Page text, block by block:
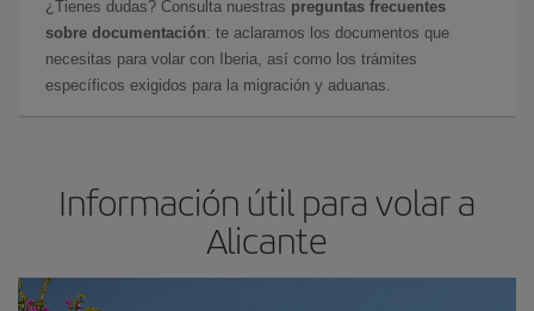
¿Tienes dudas? Consulta nuestras preguntas frecuentes
sobre documentación: te aclaramos los documentos que
necesitas para volar con Iberia, así como los trámites
específicos exigidos para la migración y aduanas.
Información útil para volar a
Alicante